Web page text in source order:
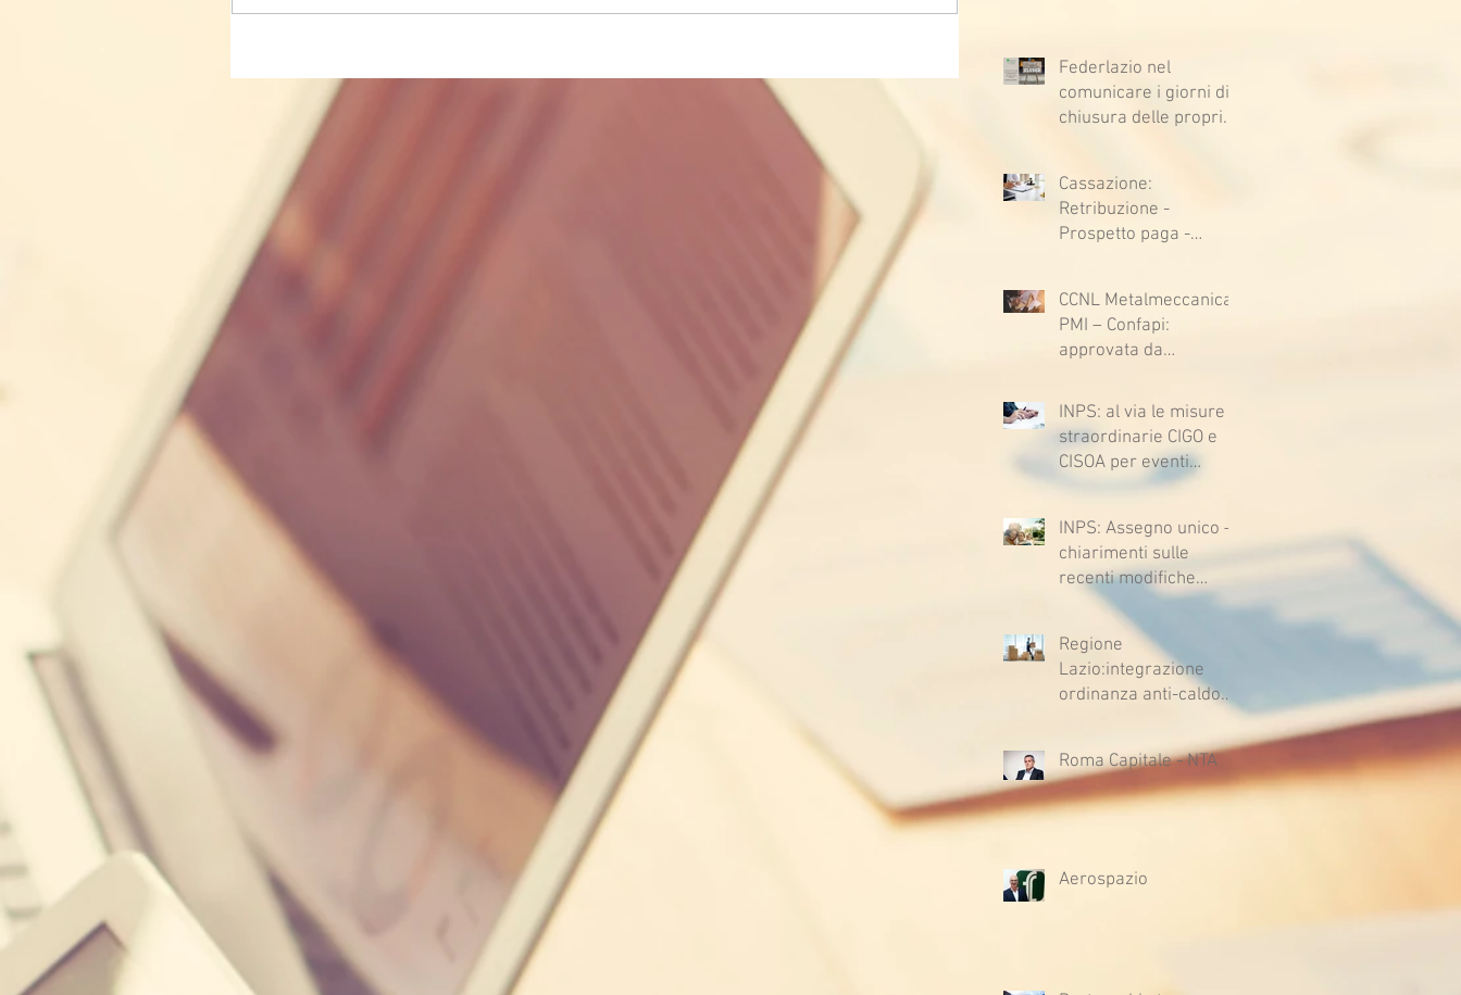
Federlazio nel
comunicare i giorni di
chiusura delle proprie
Cassazione:
Retribuzione -
Prospetto paga -
sfavore del datore di
lavoro - Prova legale -
Sussiste. (Cc, articoli
2732, 2734 e 2735)
CCNL Metalmeccanica
PMI – Confapi:
approvata da
l’ipotesi di accordo per
il rinnovo del CCNL
INPS: al via le misure
straordinarie CIGO e
CISOA per eventi
climatici eccezionali
INPS: Assegno unico –
chiarimenti sulle
recenti modifiche
legislative
Regione
Lazio:integrazione
ordinanza anti-caldo
Roma Capitale - NTA
Aerospazio